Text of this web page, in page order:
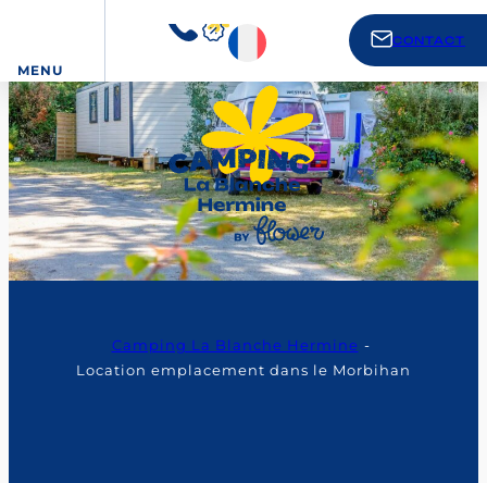
MENU
CONTACT
Camping La Blanche Hermine
Location emplacement dans le Morbihan